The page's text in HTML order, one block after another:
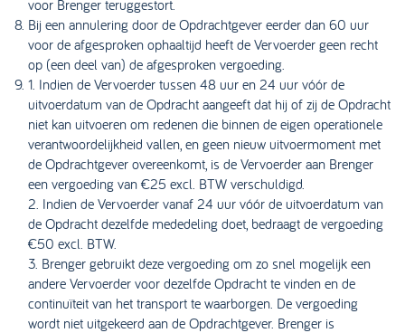
voor Brenger teruggestort.
Bij een annulering door de Opdrachtgever eerder dan 60 uur
voor de afgesproken ophaaltijd heeft de Vervoerder geen recht
op (een deel van) de afgesproken vergoeding.
1. Indien de Vervoerder tussen 48 uur en 24 uur vóór de
uitvoerdatum van de Opdracht aangeeft dat hij of zij de Opdracht
niet kan uitvoeren om redenen die binnen de eigen operationele
verantwoordelijkheid vallen, en geen nieuw uitvoermoment met
de Opdrachtgever overeenkomt, is de Vervoerder aan Brenger
een vergoeding van €25 excl. BTW verschuldigd.
2. Indien de Vervoerder vanaf 24 uur vóór de uitvoerdatum van
de Opdracht dezelfde mededeling doet, bedraagt de vergoeding
€50 excl. BTW.
3. Brenger gebruikt deze vergoeding om zo snel mogelijk een
andere Vervoerder voor dezelfde Opdracht te vinden en de
continuïteit van het transport te waarborgen. De vergoeding
wordt niet uitgekeerd aan de Opdrachtgever. Brenger is